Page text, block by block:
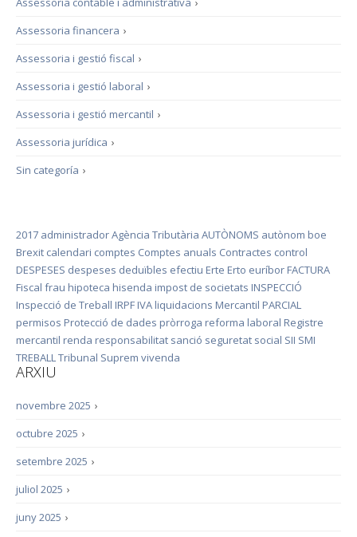
›
Assessoria financera
›
Assessoria i gestió fiscal
›
Assessoria i gestió laboral
›
Assessoria i gestió mercantil
›
Assessoria jurídica
›
Sin categoría
2017 administradorAgència Tributària AUTÒNOMS autònom boe
Brexit calendari comptes Comptes anuals Contractes control
DESPESES despeses deduïbles efectiu Erte Erto euríbor FACTURA
Fiscal frau hipoteca hisenda impost de societats INSPECCIÓ
Inspecció de Treball IRPF IVA liquidacions Mercantil PARCIAL
permisos Protecció de dades pròrroga reforma laboral Registre
mercantil renda responsabilitat sanció seguretat social SII SMI
TREBALLTribunal Suprem vivenda
ARXIU
›
novembre 2025
›
octubre 2025
›
setembre 2025
›
juliol 2025
›
juny 2025